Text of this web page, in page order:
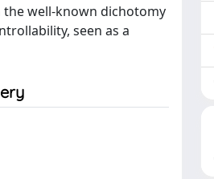
well-known dichotomy
seen as a